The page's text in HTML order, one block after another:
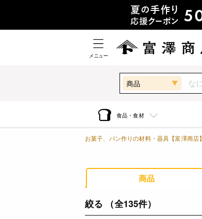
メニュー
商品
食品・食材
お菓子、パン作りの材料・器具【富澤商店】
商品
絞る （全135件）